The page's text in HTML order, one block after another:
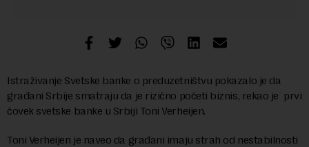
Istraživanje Svetske banke o preduzetništvu pokazalo je da
građani Srbije smatraju da je rizično početi biznis, rekao je prvi
čovek svetske banke u Srbiji Toni Verheijen.
Toni Verheijen je naveo da građani imaju strah od nestabilnosti